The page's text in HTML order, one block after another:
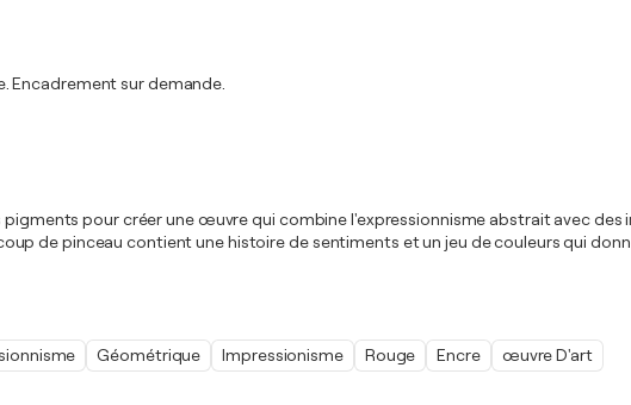
Encadrement sur demande.
pour créer une œuvre qui combine l'expressionnisme abstrait avec
de pinceau contient une histoire de sentiments et un jeu de couleurs qui
Géométrique Impressionisme Rouge Encre œuvre D'art